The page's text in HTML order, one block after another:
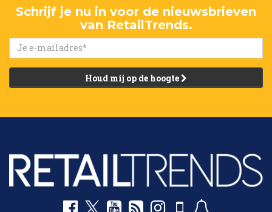
Schrijf je nu in voor de nieuwsbrieven
van RetailTrends.
Houd mij op de hoogte